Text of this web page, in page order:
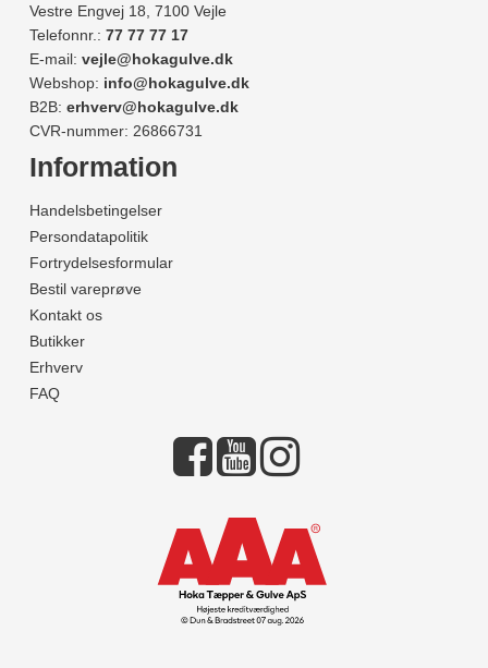
Vestre Engvej 18, 7100 Vejle
Telefonnr.: 77 77 77 17
E-mail: vejle@hokagulve.dk
Webshop: info@hokagulve.dk
B2B: erhverv@hokagulve.dk
CVR-nummer: 26866731
Information
Handelsbetingelser
Persondatapolitik
Fortrydelsesformular
Bestil vareprøve
Kontakt os
Butikker
Erhverv
FAQ